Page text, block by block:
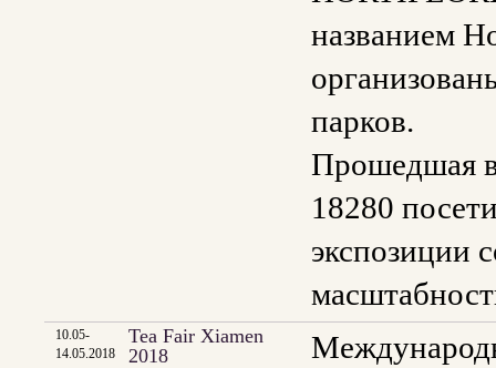
названием
парков.
Прошедшая
18280
экспозиции
10.05-
14.05.2018
Tea Fair Xiamen
2018